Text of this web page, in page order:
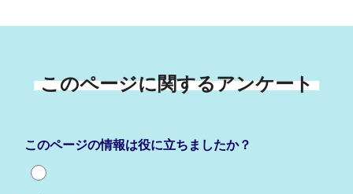
このページに関するアンケート
このページの情報は役に立ちましたか？